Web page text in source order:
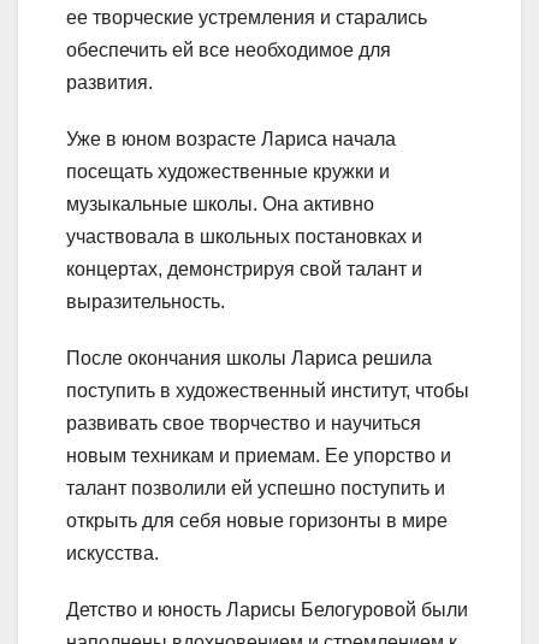
ее творческие устремления и старались
обеспечить ей все необходимое для
развития.
Уже в юном возрасте Лариса начала
посещать художественные кружки и
музыкальные школы. Она активно
участвовала в школьных постановках и
концертах, демонстрируя свой талант и
выразительность.
После окончания школы Лариса решила
поступить в художественный институт, чтобы
развивать свое творчество и научиться
новым техникам и приемам. Ее упорство и
талант позволили ей успешно поступить и
открыть для себя новые горизонты в мире
искусства.
Детство и юность Ларисы Белогуровой были